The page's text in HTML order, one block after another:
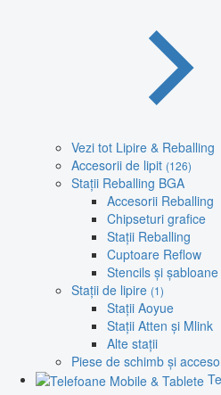
Vezi tot Lipire & Reballing
Accesorii de lipit (126)
Stații Reballing BGA
Accesorii Reballing
Chipseturi grafice
Stații Reballing
Cuptoare Reflow
Stencils și
Stații de lipire (1)
Stații Aoyue
Stații Atten și Mlink
Alte stații
Piese de schimb și